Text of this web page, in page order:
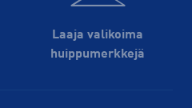
Laaja valikoima
huippu­merkkejä